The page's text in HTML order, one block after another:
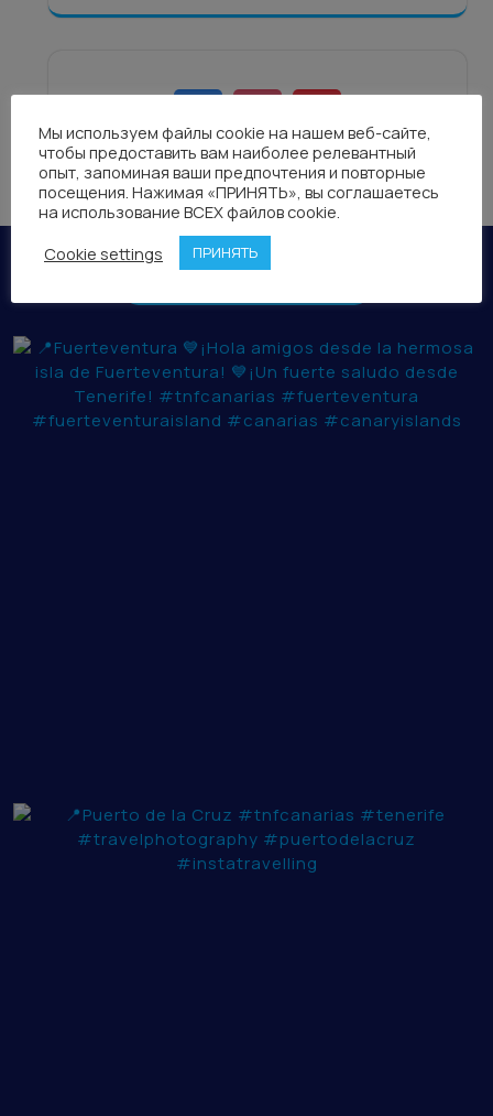
TNF CANARIAS
Мы используем файлы cookie на нашем веб-сайте,
чтобы предоставить вам наиболее релевантный
опыт, запоминая ваши предпочтения и повторные
посещения. Нажимая «ПРИНЯТЬ», вы соглашаетесь
на использование ВСЕХ файлов cookie.
Cookie settings
ПРИНЯТЬ